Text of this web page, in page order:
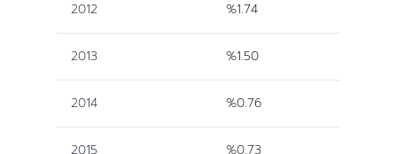
2012 %1.74
2013 %1.50
2014 %0.76
2015 %0.73